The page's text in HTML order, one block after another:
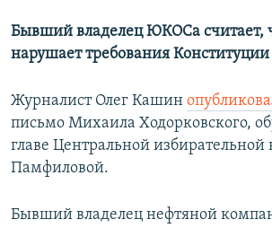
Все сайты РСЕ/РС
Бывший владелец ЮКОСа считает,
нарушает требования Конституции
Журналист Олег Кашин
письмо Михаила Ходорковского,
главе Центральной избирательной
Памфиловой.
Бывший владелец нефтяной